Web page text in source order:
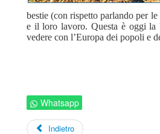
bestie (con rispetto parlando per
e il loro lavoro. Questa è oggi la
vedere con l’Europa dei popoli e
Whatsapp
Indietro